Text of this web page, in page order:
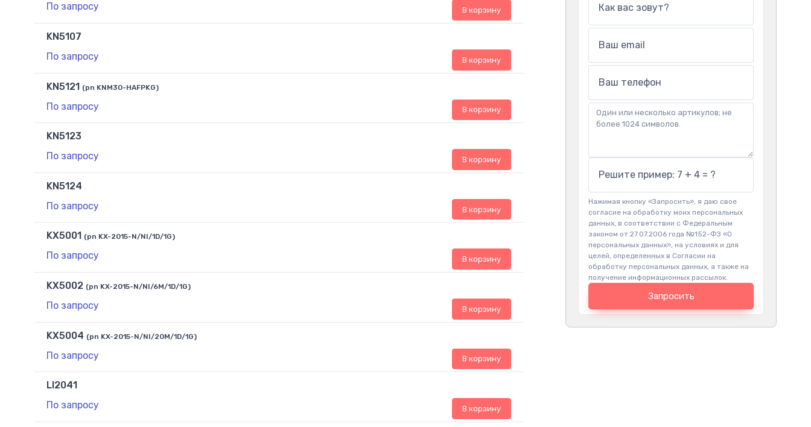
По запросу
В корзину
KN5107
По запросу
В корзину
KN5121 (pn KNM30-HAFPKG)
По запросу В корзину
KN5123
По запросу
В корзину
KN5124
По запросу
В корзину
KX5001 (pn KX-2015-N/NI/1D/1G)
По запросу В корзину
KX5002 (pn KX-2015-N/NI/6M/1D/1G)
По запросу В корзину
KX5004 (pn KX-2015-N/NI/20M/1D/1G)
По запросу В корзину
LI2041
По запросу
В корзину
Как вас зовут?
Ваш email
Ваш телефон
Решите пример: 7 + 4 = ?
Нажимая кнопку «Запросить», я даю свое
согласие на обработку моих персональных
данных, в соответствии с Федеральным
законом от 27.07.2006 года №152-ФЗ «О
персональных данных», на условиях и для
целей, определенных в Согласии на
обработку персональных данных, а также на
получение информационных рассылок.
Запросить